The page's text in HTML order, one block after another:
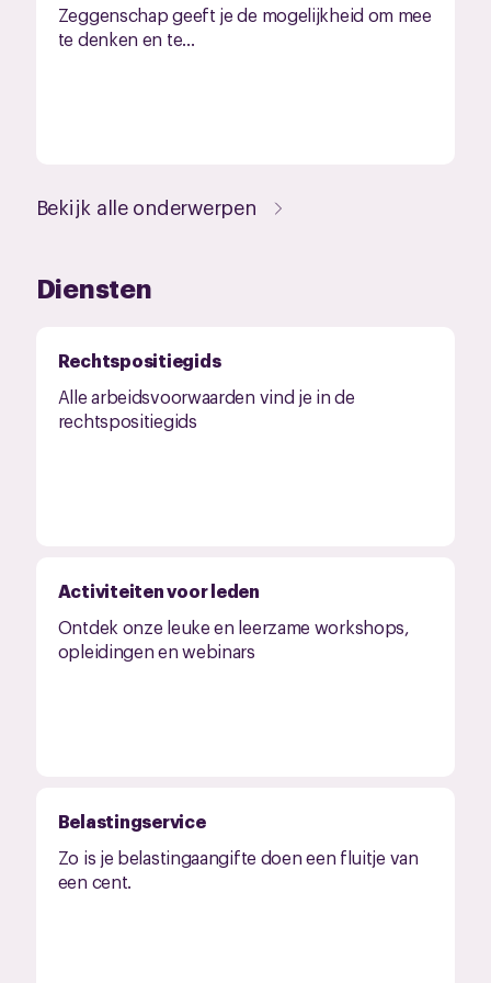
Zeggenschap geeft je de mogelijkheid om mee
te denken en te...
Bekijk alle onderwerpen
Diensten
Rechtspositiegids
Alle arbeidsvoorwaarden vind je in de
rechtspositiegids
Activiteiten voor leden
Ontdek onze leuke en leerzame workshops,
opleidingen en webinars
Belastingservice
Zo is je belastingaangifte doen een fluitje van
een cent.